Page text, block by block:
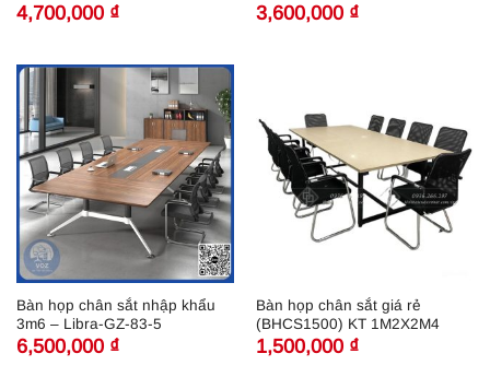
4,700,000 ₫ 3,600,000 ₫
Bàn họp chân sắt nhập khẩu
3m6 – Libra-GZ-83-5
6,500,000 ₫
Bàn họp chân sắt giá rẻ
(BHCS1500) KT 1M2X2M4
1,500,000 ₫